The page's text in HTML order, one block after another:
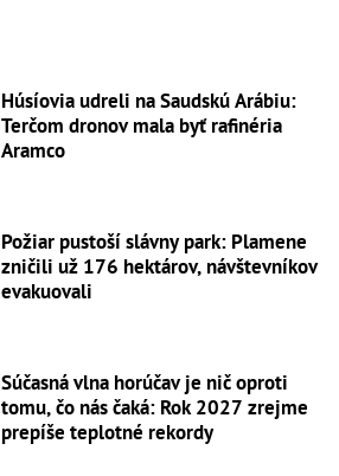
Húsíovia udreli na Saudskú Arábiu:
Terčom dronov mala byť rafinéria
Aramco
Požiar pustoší slávny park: Plamene
zničili už 176 hektárov, návštevníkov
evakuovali
Súčasná vlna horúčav je nič oproti
tomu, čo nás čaká: Rok 2027 zrejme
prepíše teplotné rekordy